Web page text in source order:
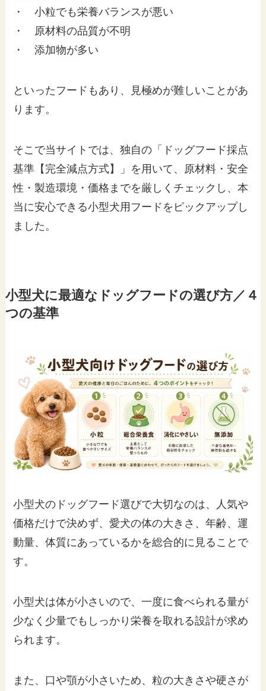
・ 小粒でも栄養バランスが悪い
・ 原材料の品質が不明
・ 添加物が多い
といったフードもあり、見極めが難しいことがあ
ります。
そこで当サイトでは、独自の「ドッグフード採点
基準【完全減点方式】」を用いて、原材料・安全
性・製造環境・価格までを厳しくチェックし、本
当に安心できる小型犬用フードをピックアップし
ました。
小型犬に最適なドッグフードの選び方／４
つの基準
小型犬のドッグフード選びで大切なのは、人気や
価格だけで決めず、愛犬の体の大きさ、年齢、運
動量、体質にあっているかを総合的に見ることで
す。
小型犬は体が小さいので、一度に食べられる量が
少なく少量でもしっかり栄養を取れる設計が求め
られます。
また、口や顎が小さいため、粒の大きさや硬さが